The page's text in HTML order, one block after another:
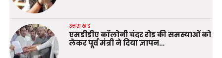
उत्तराखंड
एमडीडीए कॉलोनी चंदर रोड की समस्याओं को
लेकर पूर्व मंत्री ने दिया ज्ञापन…